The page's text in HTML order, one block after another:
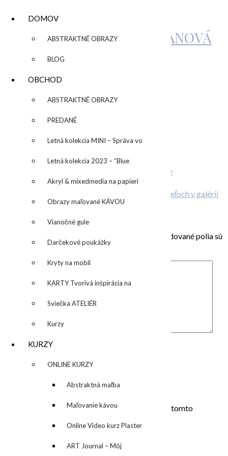
DOMOV
▼ ABSTRAKTNÉ OBRAZY
BLOG
OBCHOD
▼ ABSTRAKTNÉ OBRAZY
PREDANÉ
Letná kolekcia MINI – Správa vo
fľaši
Letná kolekcia 2023 – “Blue
SUN” – “Modré slnko”
Akryl & mixedmedia na papieri
Obrazy maľované KÁVOU
Vianočné gule
Darčekové poukážky
Kryty na mobil
KARTY Tvorivá inšpirácia na
každý deň
Sviečka ATELIÉR
Kurzy
KURZY
▼ ONLINE KURZY
▼ Abstraktná maľba
akrylom (Mixed Media)
Maľovanie kávou
Online Video kurz Plaster
ART
ART Journal – Môj
KATARÍNA SUJOVÁ KALMANOVÁ
IMG_6691-1024×678
byZuzkaLeave a Comment
Related Posts
Individuálny kurz maľovania
Stiahni si wallpaper alebo desktop pozadie
ONLINE kurz abstraktnej maľby
O deťoch v galérii
Vyžadované polia sú
označené
Meno
*
Uložiť moje meno, e-mail a webovú stránku v tomto